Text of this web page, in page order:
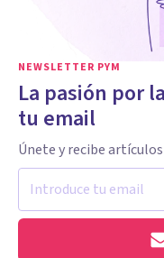
NEWSLETTER PYM
La pasión por
tu email
Únete y recibe